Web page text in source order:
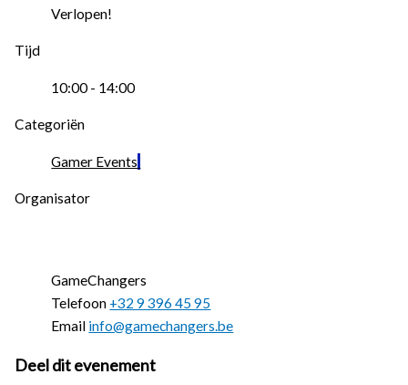
Verlopen!
Tijd
10:00 - 14:00
Categoriën
Gamer Events
Organisator
GameChangers
Telefoon +32 9 396 45 95
Email info@gamechangers.be
Deel dit evenement